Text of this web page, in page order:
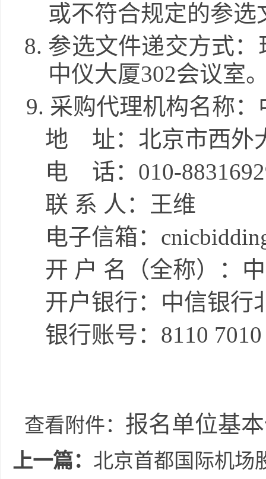
或不符合规定的参选
8. 参选文件递交方式
中仪大厦302会议室
9. 采购代理机构名称
地
址：北京市西外
电
话： 010-
联 系 人： 王维
电子信箱：
开 户 名（全称）：
开户银行：中信银行
银行账号： 8110
查看附件： 报名单位基
上一篇： 北京首都国际机场